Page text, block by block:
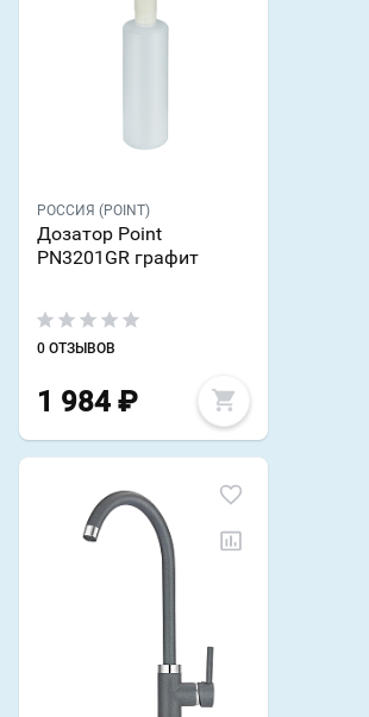
РОССИЯ (POINT)
Дозатор Point
PN3201GR графит
0 ОТЗЫВОВ
1 984 ₽